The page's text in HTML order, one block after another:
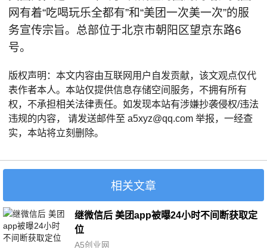
网有着“吃喝玩乐全都有”和“美团一次美一次”的服
务宣传宗旨。总部位于北京市朝阳区望京东路6
号。
版权声明：本文内容由互联网用户自发贡献，该文观点仅代
表作者本人。本站仅提供信息存储空间服务，不拥有所有
权，不承担相关法律责任。如发现本站有涉嫌抄袭侵权/违法
违规的内容， 请发送邮件至 a5xyz@qq.com 举报，一经查
实，本站将立刻删除。
相关文章
继微信后 美团app被曝24小时不间断获取定
位
A5创业网